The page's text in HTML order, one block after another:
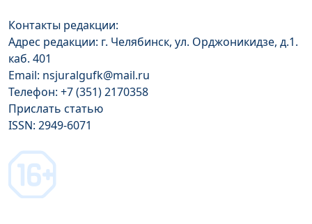
Контакты редакции:
Адрес редакции: г. Челябинск, ул. Орджоникидзе, д.1.
каб. 401
Email: nsjuralgufk@mail.ru
Телефон: +7 (351) 2170358
Прислать статью
ISSN: 2949-6071